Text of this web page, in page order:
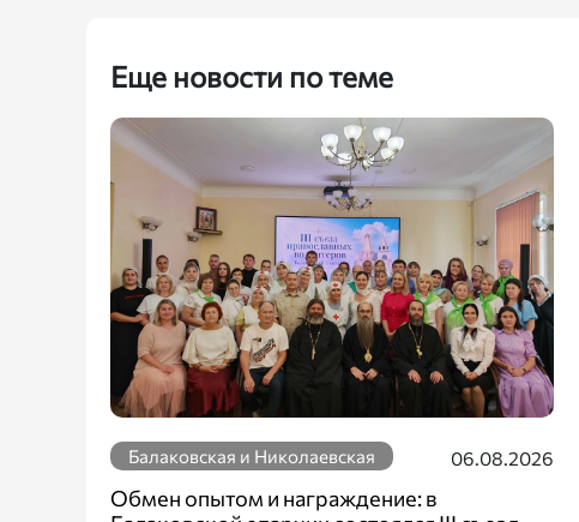
Еще новости по теме
Балаковская и Николаевская 06.08.2026
Обмен опытом и награждение: в